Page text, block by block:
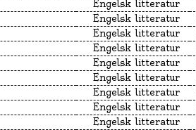
Engelsk litteratur
Engelsk litteratur
Engelsk litteratur
Engelsk litteratur
Engelsk litteratur
Engelsk litteratur
Engelsk litteratur
Engelsk litteratur
Engelsk litteratur